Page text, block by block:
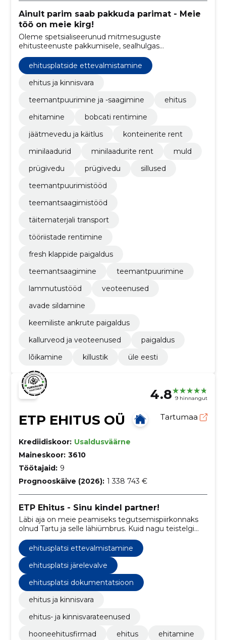
Ainult parim saab pakkuda parimat - Meie
töö on meie kirg!
Oleme spetsialiseerunud mitmesuguste
ehitusteenuste pakkumisele, sealhulgas
veoteenused
ehitusplatside ettevalmistamine
ehitus ja kinnisvara
teemantpuurimine ja -saagimine
ehitus
ehitamine
bobcati rentimine
jäätmevedu ja käitlus
konteinerite rent
minilaadurid
minilaadurite rent
muld
prügivedu
prügivedu
sillused
teemantpuurimistööd
teemantsaagimistööd
täitematerjali transport
tööriistade rentimine
fresh klappide paigaldus
teemantsaagimine
teemantpuurimine
lammutustööd
veoteenused
avade sildamine
keemiliste ankrute paigaldus
kallurveod ja veoteenused
paigaldus
lõikamine
killustik üle eesti
4.8 9 hinnangut
ETP EHITUS OÜ Tartumaa
Krediidiskoor: Usaldusväärne
Maineskoor: 3610
Töötajaid: 9
Prognooskäive (2026): 1 338 743 €
ETP Ehitus - Sinu kindel partner!
Läbi aja on meie peamiseks tegutsemispiirkonnaks
olnud Tartu ja selle lähiümbrus. Kuid nagu teistelgi
ettevõtetel, on ka meie ehitatud objekte mujal
Eestis.ehitusplatsi ettevalmistamine
ehitusplatsi järelevalve
ehitusplatsi dokumentatsioon
ehitus ja kinnisvara
ehitus- ja kinnisvarateenused
hooneehitusfirmad
ehitus
ehitamine